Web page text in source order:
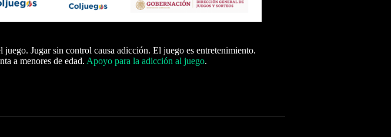
juego. Jugar sin control causa adicción. El juego es entretenimiento.
a menores de edad. Apoyo para la adicción al juego.